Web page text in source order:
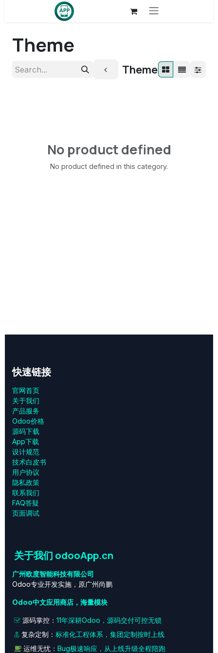
Skip to Content
Theme
Theme
No product defined
No product defined in this category.
快速链接
官网首页
关于我们
产品服务
Odoo价格
源码下载
App下载
设计规范
技术白皮书
用户协议
‎隐私政策‎
联系我们
FAQ答疑
页面调试
关于我们 odooApp.cn
广州欧度智能科技有限公司
Odoo专业开发实施，原广州尚鹏
Odoo中文应用商店，海量模块
源码掌控： 11年深耕Odoo，源码交付可控无锁
复杂定制： 标准化工程体系，集团定制按时上线
运维无忧： Bug极速响应，从上线升级全程陪跑